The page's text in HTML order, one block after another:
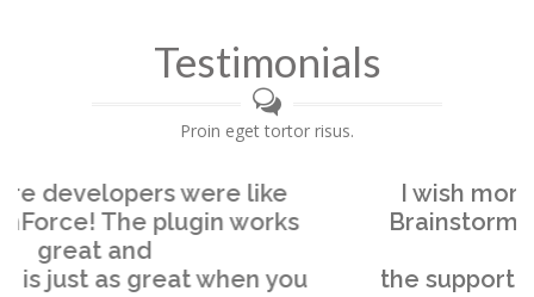
Testimonials
Proin eget tortor risus.
I wish more developers were like
BrainstormForce! The plugin works
the support is just as great when you